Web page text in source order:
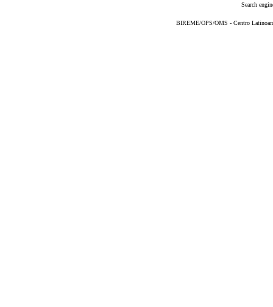
Search
BIREME/OPS/OMS - Centro